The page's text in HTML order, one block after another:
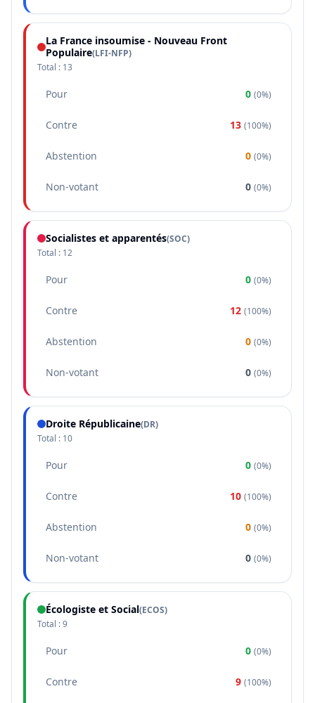
La France insoumise - Nouveau Front
Populaire(LFI-NFP)
Total : 13
Pour 0 (0%)
Contre 13 (100%)
Abstention 0 (0%)
Non-votant 0 (0%)
Socialistes et apparentés(SOC)
Total : 12
Pour 0 (0%)
Contre 12 (100%)
Abstention 0 (0%)
Non-votant 0 (0%)
Droite Républicaine(DR)
Total : 10
Pour 0 (0%)
Contre 10 (100%)
Abstention 0 (0%)
Non-votant 0 (0%)
Écologiste et Social(ECOS)
Total :9
Pour 0 (0%)
Contre 9 (100%)